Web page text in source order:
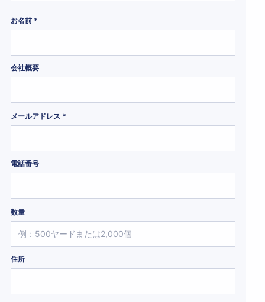
お名前 *
会社概要
メールアドレス *
電話番号
数量
住所